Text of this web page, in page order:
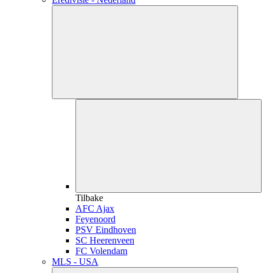
Tilbake
AFC Ajax
Feyenoord
PSV Eindhoven
SC Heerenveen
FC Volendam
MLS - USA